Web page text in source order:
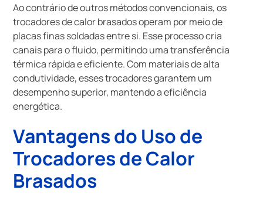
Ao contrário de outros métodos convencionais, os
trocadores de calor brasados operam por meio de
placas finas soldadas entre si. Esse processo cria
canais para o fluido, permitindo uma transferência
térmica rápida e eficiente. Com materiais de alta
condutividade, esses trocadores garantem um
desempenho superior, mantendo a eficiência
energética.
Vantagens do Uso de
Trocadores de Calor
Brasados